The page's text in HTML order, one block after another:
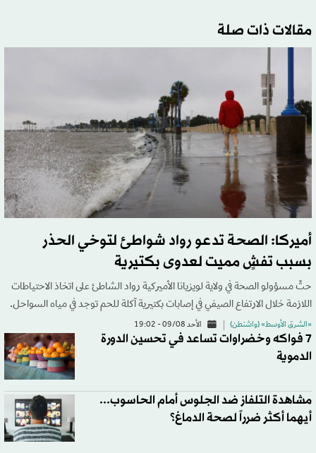
مقالات ذات صلة
أميركا: الصحة تدعو رواد شواطئ لتوخي الحذر
بسبب تفشٍ مميت لعدوى بكتيرية
حثّ مسؤولو الصحة في ولاية لويزيانا الأميركية رواد الشاطئ على اتخاذ الاحتياطات
اللازمة خلال الارتفاع الصيفي في إصابات بكتيرية آكلة للحم توجد في مياه السواحل.
«الشرق الأوسط» (واشنطن) الأحد 09/08 - 19:02
7 فواكه وخضراوات تساعد في تحسين الدورة
الدموية
مشاهدة التلفاز ضد الجلوس أمام الحاسوب...
أيهما أكثر ضرراً لصحة الدماغ؟